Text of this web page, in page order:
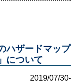
ハザードマップ
について
2019/07/30-